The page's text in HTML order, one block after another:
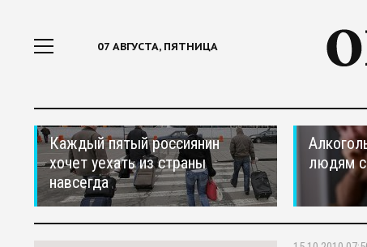
07 АВГУСТА, ПЯТНИЦА
Каждый пятый россиянин
хочет уехать из страны
навсегда
людям